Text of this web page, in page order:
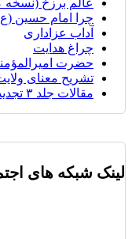
چرا امام حسین
آداب عزاداری
چراغ هدایت
حضرت
تشریح معنای
مقالات جلد ۳ تجدید چاپ ۱۹
لینک شبکه های